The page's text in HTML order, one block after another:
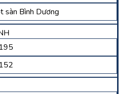
sàn Bình Dương